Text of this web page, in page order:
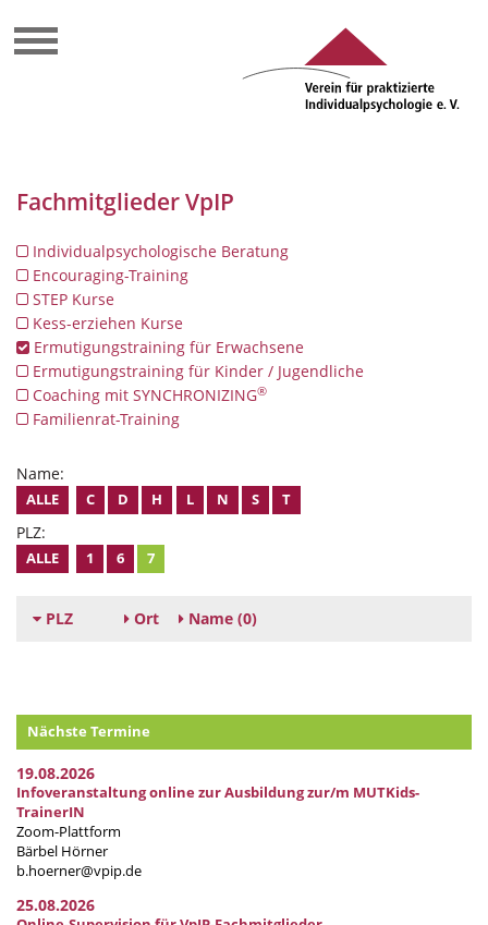
Fachmitglieder VpIP
Individualpsychologische Beratung
Encouraging-Training
STEP Kurse
Kess-erziehen Kurse
Ermutigungstraining für Erwachsene
Ermutigungstraining für Kinder / Jugendliche
Coaching mit SYNCHRONIZING®
Familienrat-Training
Name:
ALLE C D H L N S T
PLZ:
ALLE 1 6 7
PLZ Ort Name (0)
Nächste Termine
19.08.2026
Infoveranstaltung online zur Ausbildung zur/m MUTKids-
TrainerIN
Zoom-Plattform
Bärbel Hörner
b.hoerner@vpip.de
25.08.2026